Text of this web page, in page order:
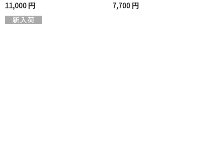
11,000 円 7,700 円